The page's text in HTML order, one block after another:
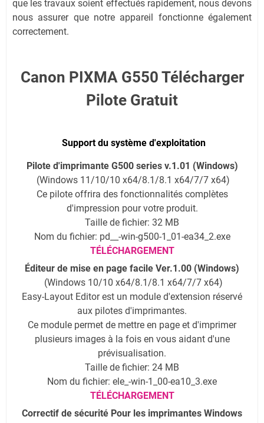
que les travaux soient effectués rapidement, nous devons
nous assurer que notre appareil fonctionne également
correctement.
Canon PIXMA G550 Télécharger
Pilote Gratuit
Support du système d'exploitation
Pilote d'imprimante G500 series v.1.01 (Windows)
(Windows 11/10/10 x64/8.1/8.1 x64/7/7 x64)
Ce pilote offrira des fonctionnalités complètes
d'impression pour votre produit.
Taille de fichier: 32 MB
Nom du fichier: pd__-win-g500-1_01-ea34_2.exe
TÉLÉCHARGEMENT
Éditeur de mise en page facile Ver.1.00 (Windows)
(Windows 10/10 x64/8.1/8.1 x64/7/7 x64)
Easy-Layout Editor est un module d'extension réservé
aux pilotes d'imprimantes.
Ce module permet de mettre en page et d'imprimer
plusieurs images à la fois en vous aidant d'une
prévisualisation.
Taille de fichier: 24 MB
Nom du fichier: ele_-win-1_00-ea10_3.exe
TÉLÉCHARGEMENT
Correctif de sécurité Pour les imprimantes Windows